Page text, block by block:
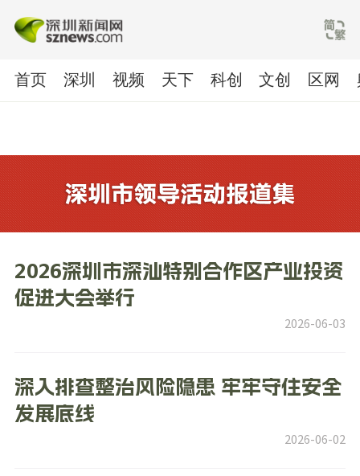
首页 深圳 视频 天下 科创 文创 区网
2026-06-03
2026深圳市深汕特别合作区产业投资
促进大会举行
2026-06-02
深入排查整治风险隐患 牢牢守住安全
发展底线